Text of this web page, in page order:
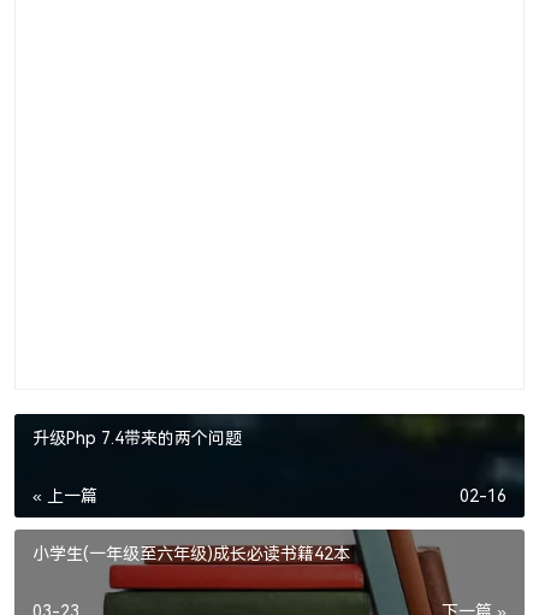
升级Php 7.4带来的两个问题
« 上一篇 02-16
小学生(一年级至六年级)成长必读书籍42本